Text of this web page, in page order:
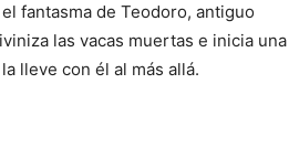
fantasma de Teodoro, antiguo
las vacas muertas e inicia una
lleve con él al más allá.